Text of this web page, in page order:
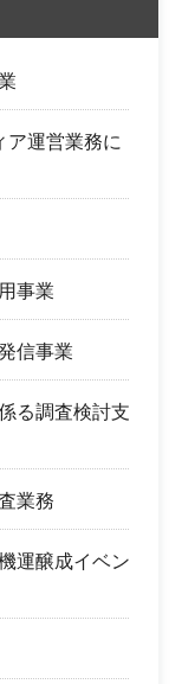
ア運営業務に
事業
信事業
る調査検討支
業務
運醸成イベン